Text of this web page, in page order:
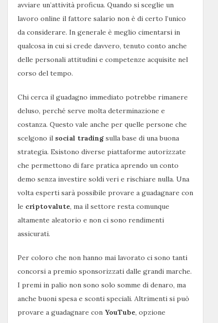
avviare un’attività proficua. Quando si sceglie un
lavoro online il fattore salario non è di certo l’unico
da considerare. In generale è meglio cimentarsi in
qualcosa in cui si crede davvero, tenuto conto anche
delle personali attitudini e competenze acquisite nel
corso del tempo.
Chi cerca il guadagno immediato potrebbe rimanere
deluso, perché serve molta determinazione e
costanza. Questo vale anche per quelle persone che
scelgono il social trading sulla base di una buona
strategia. Esistono diverse piattaforme autorizzate
che permettono di fare pratica aprendo un conto
demo senza investire soldi veri e rischiare nulla. Una
volta esperti sarà possibile provare a guadagnare con
le criptovalute, ma il settore resta comunque
altamente aleatorio e non ci sono rendimenti
assicurati.
Per coloro che non hanno mai lavorato ci sono tanti
concorsi a premio sponsorizzati dalle grandi marche.
I premi in palio non sono solo somme di denaro, ma
anche buoni spesa e sconti speciali. Altrimenti si può
provare a guadagnare con YouTube, opzione